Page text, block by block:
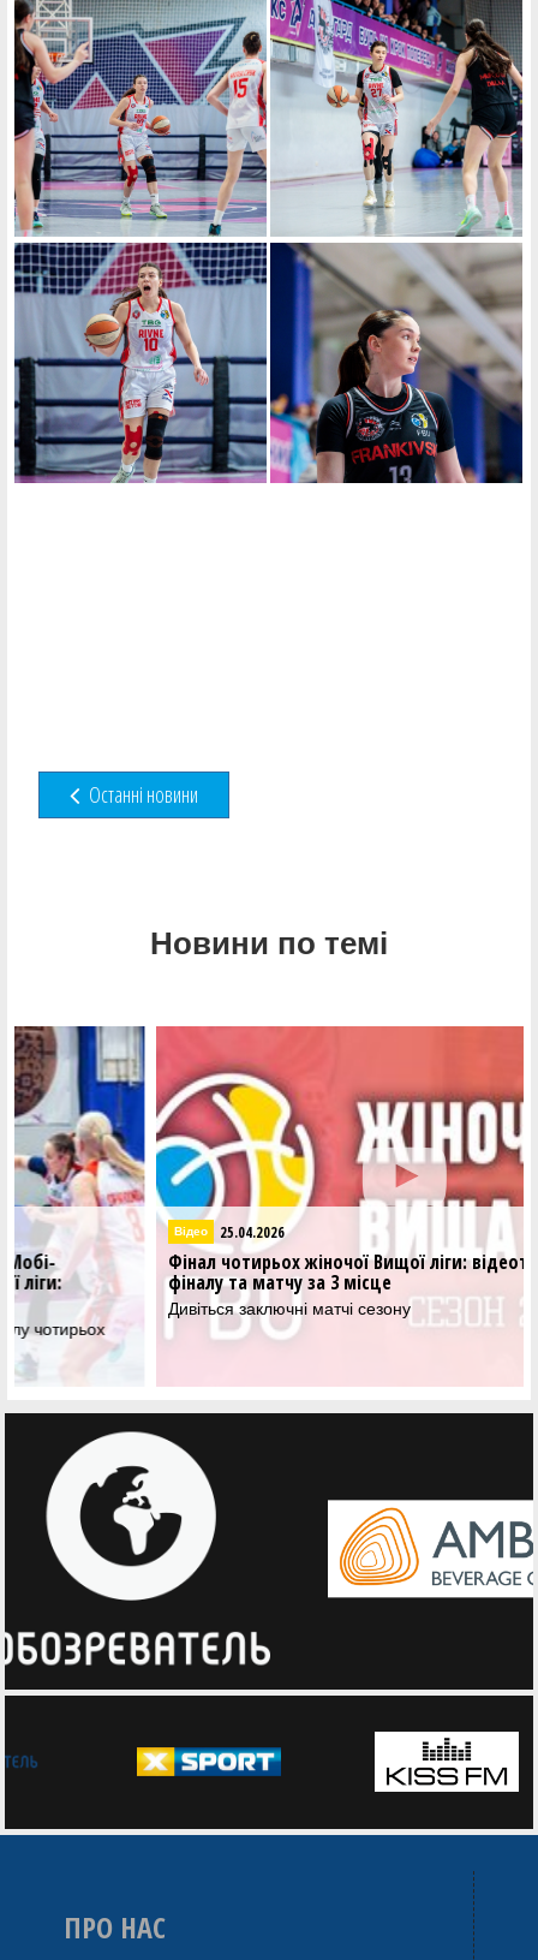
Останні новини
Новини по темі
Вища лiга – Жiнки 24.04.2026
Фінал чотирьох Вищої ліги серед жінок: Рівне-ОШВСМ
та Франківськ-КНУВС визначать переможця сезону
У столичному спорткомплексі Авангард відбулися
півфінальні матчі Вищої ліги серед жіночих команд
ПРО НАС